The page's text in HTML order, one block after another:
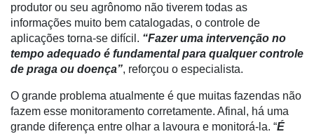
Informatização
da
Agricultura
Vertical
Empresarial
Tecnologia
produtor ou seu agrônomo não tiverem todas as
informações muito bem catalogadas, o controle de
aplicações torna-se difícil. “Fazer uma intervenção no
tempo adequado é fundamental para qualquer controle
de praga ou doença”, reforçou o especialista.
O grande problema atualmente é que muitas fazendas não
fazem esse monitoramento corretamente. Afinal, há uma
grande diferença entre olhar a lavoura e monitorá-la. “É